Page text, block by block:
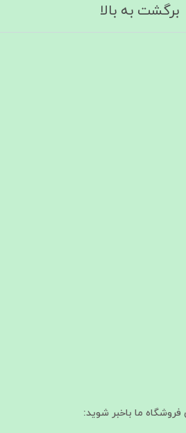
برگشت به بالا
ما باخبر شوید: